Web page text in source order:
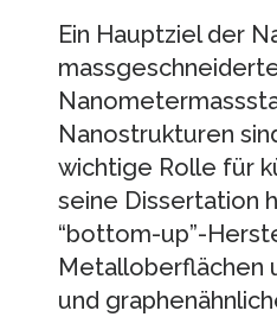
Ein Hauptziel der
Nanostrukturen
wichtige Rolle für
seine Dissertation
“bottom-up”-
Metalloberflächen
und